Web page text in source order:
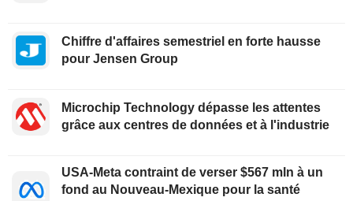
Chiffre d'affaires semestriel en forte hausse
pour Jensen Group
Microchip Technology dépasse les attentes
grâce aux centres de données et à l'industrie
USA-Meta contraint de verser $567 mln à un
fond au Nouveau-Mexique pour la santé